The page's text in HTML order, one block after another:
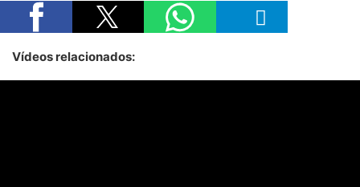
Vídeos relacionados: